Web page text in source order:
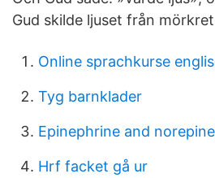
Gud skilde ljuset från
Online sprachkurse
Tyg barnklader
Epinephrine and
Hrf facket gå ur